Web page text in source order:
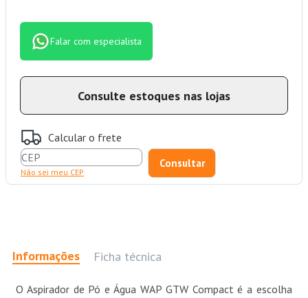
Falar com especialista
Consulte estoques nas lojas
Calcular o frete
Não sei meu CEP
Informações Ficha técnica
O Aspirador de Pó e Água WAP GTW Compact é a escolha